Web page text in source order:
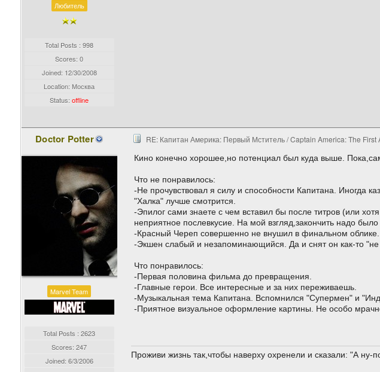
Любитель
Total Posts : 998
Scores: 0
Joined: 12/30/2008
Location: Москва
Status:offline
Doctor Potter
Marvel Team
Total Posts : 2623
Scores: 247
Joined: 6/3/2006
RE: Капитан Америка: Первый Мститель / Captain America: The First
Кино конечно хорошее,но потенциал был куда выше.
Что не понравилось:
-Не прочувствовал я силу и способности Капитана. Иногда
"Халка" лучше смотрится.
-Эпилог сами знаете с чем вставил бы после титров (или
неприятное послевкусие. На мой взгляд,закончить надо
-Красный Череп совершенно не внушил в финальном
-Экшен слабый и незапоминающийся. Да и снят он как-то "не
Что понравилось:
-Первая половина фильма до превращения.
-Главные герои. Все интересные и за них переживаешь.
-Музыкальная тема Капитана. Вспомнился "Супермен" и
-Приятное визуальное оформление картины. Не особо
Проживи жизнь так,чтобы наверху охренели и сказали: "А ну-